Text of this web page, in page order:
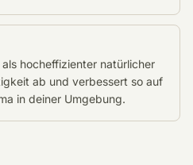
hocheffizienter natürlicher
ab und verbessert so auf
in deiner Umgebung.